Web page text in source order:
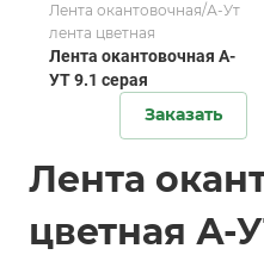
Лента окантовочная/А-Ут
лента цветная
Лента окантовочная А-
УТ 9.1 серая
Заказать
Лента
цветная А-